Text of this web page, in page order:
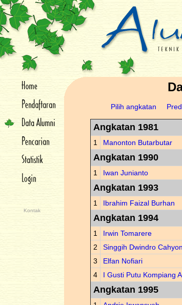
Kontak
Pilih angkatan
Angkatan 1981
1 Manonton Butarbutar
Angkatan 1990
1 Iwan Junianto
Angkatan 1993
1 Ibrahim Faizal Burhan
Angkatan 1994
1 Irwin Tomarere
2
Singgih Dwindro
3
Elfan Nofiari
4
I Gusti Putu Kompiang
Angkatan 1995